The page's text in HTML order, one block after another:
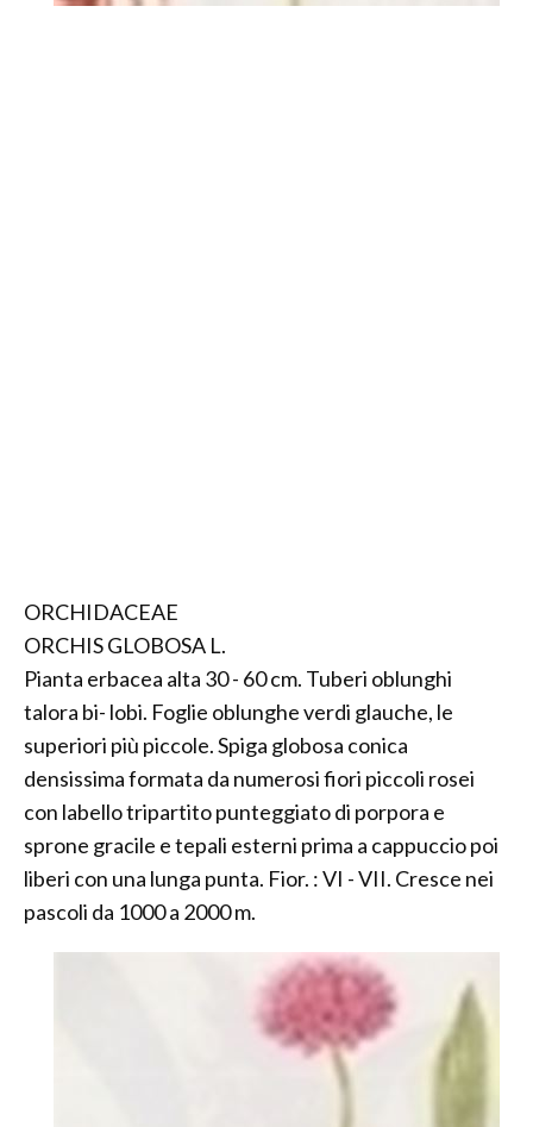
ORCHIDACEAE
ORCHIS GLOBOSA L.
Pianta erbacea alta 30 - 60 cm. Tuberi oblunghi
talora bi- lobi. Foglie oblunghe verdi glauche, le
superiori più piccole. Spiga globosa conica
densissima formata da numerosi fiori piccoli rosei
con labello tripartito punteggiato di porpora e
sprone gracile e tepali esterni prima a cappuccio poi
liberi con una lunga punta. Fior. : VI - VII. Cresce nei
pascoli da 1000 a 2000 m.